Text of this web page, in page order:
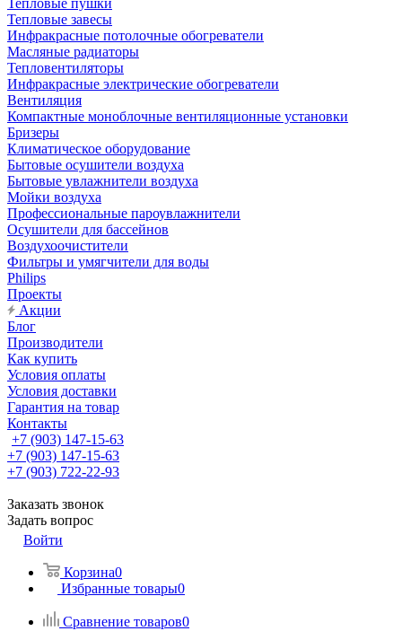
Тепловые пушки
Тепловые завесы
Инфракрасные потолочные обогреватели
Масляные радиаторы
Тепловентиляторы
Инфракрасные электрические обогреватели
Вентиляция
Компактные моноблочные вентиляционные установки
Бризеры
Климатическое оборудование
Бытовые осушители воздуха
Бытовые увлажнители воздуха
Мойки воздуха
Профессиональные пароувлажнители
Осушители для бассейнов
Воздухоочистители
Фильтры и умягчители для воды
Philips
Проекты
Акции
Блог
Производители
Как купить
Условия оплаты
Условия доставки
Гарантия на товар
Контакты
+7 (903) 147-15-63
+7 (903) 147-15-63
+7 (903) 722-22-93
Заказать звонок
Задать вопрос
Войти
Корзина0
Избранные товары0
Сравнение товаров0